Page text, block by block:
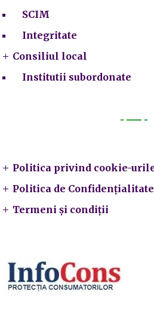
SCIM
Integritate
Consiliul local
Institutii subordonate
Politica privind cookie-
Politica de Confidențialitate
Termeni și condiții